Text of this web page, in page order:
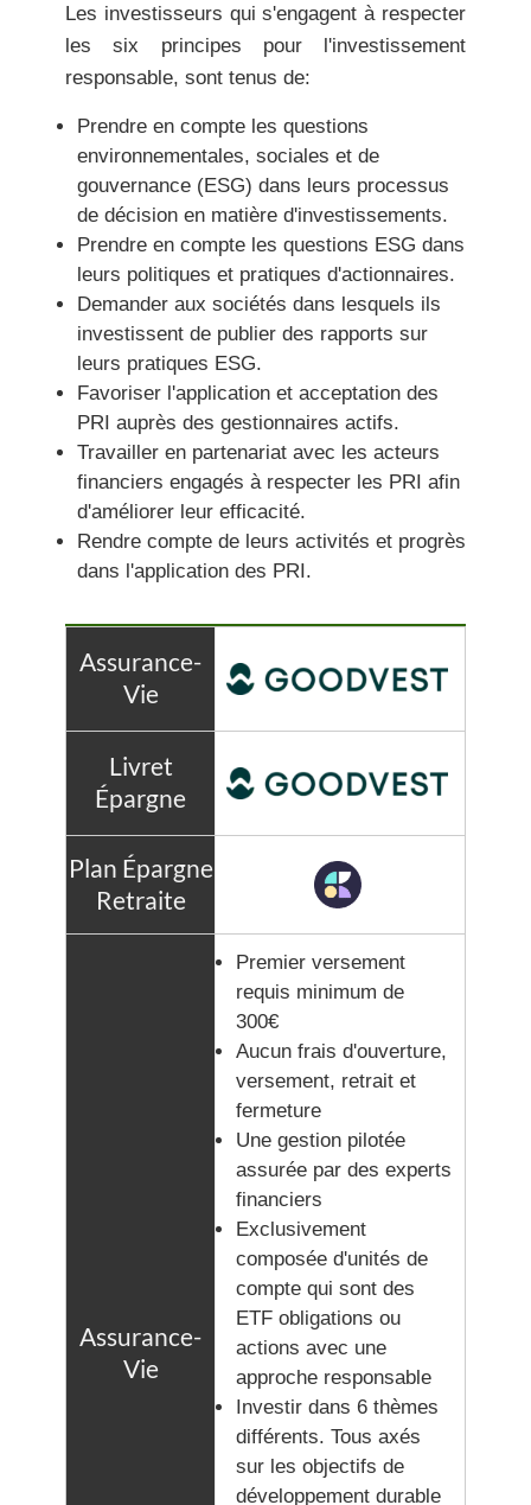
Les investisseurs qui s'engagent à respecter
les six principes pour l'investissement
responsable, sont tenus de:
Prendre en compte les questions
environnementales, sociales et de
gouvernance (ESG) dans leurs processus
de décision en matière d'investissements.
Prendre en compte les questions ESG dans
leurs politiques et pratiques d'actionnaires.
Demander aux sociétés dans lesquels ils
investissent de publier des rapports sur
leurs pratiques ESG.
Favoriser l'application et acceptation des
PRI auprès des gestionnaires actifs.
Travailler en partenariat avec les acteurs
financiers engagés à respecter les PRI afin
d'améliorer leur efficacité.
Rendre compte de leurs activités et progrès
dans l'application des PRI.
Premier versement
requis minimum de
300€
Aucun frais d'ouverture,
versement, retrait et
fermeture
Une gestion pilotée
assurée par des experts
financiers
Exclusivement
composée d'unités de
compte qui sont des
ETF obligations ou
actions avec une
approche responsable
Investir dans 6 thèmes
différents. Tous axés
sur les objectifs de
développement durable